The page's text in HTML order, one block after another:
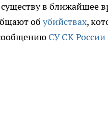
в ближайшее
об убийствах,
СУ СК России